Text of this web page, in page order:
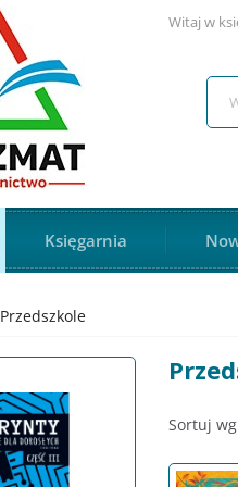
Witaj w
Księgarnia
Przedszkole
Sortuj